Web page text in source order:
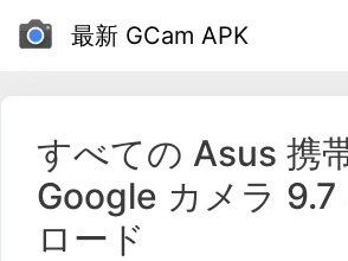
最新 GCam APK
すべての Asus 携
Google カメラ 9.7
ロード